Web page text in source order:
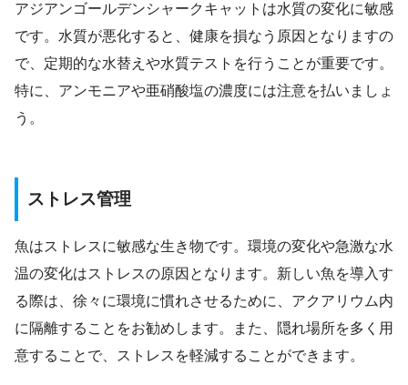
アジアンゴールデンシャークキャットは水質の変化に敏感
です。水質が悪化すると、健康を損なう原因となりますの
で、定期的な水替えや水質テストを行うことが重要です。
特に、アンモニアや亜硝酸塩の濃度には注意を払いましょ
う。
ストレス管理
魚はストレスに敏感な生き物です。環境の変化や急激な水
温の変化はストレスの原因となります。新しい魚を導入す
る際は、徐々に環境に慣れさせるために、アクアリウム内
に隔離することをお勧めします。また、隠れ場所を多く用
意することで、ストレスを軽減することができます。